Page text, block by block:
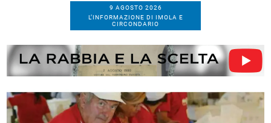
9 AGOSTO 2026
L’INFORMAZIONE DI IMOLA E
CIRCONDARIO